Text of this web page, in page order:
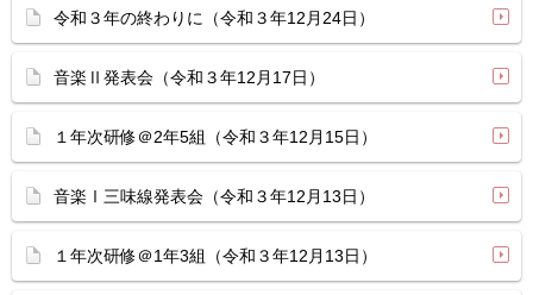
令和３年の終わりに（令和３年12月24日）
音楽Ⅱ発表会（令和３年12月17日）
１年次研修＠2年5組（令和３年12月15日）
音楽Ⅰ三味線発表会（令和３年12月13日）
１年次研修＠1年3組（令和３年12月13日）